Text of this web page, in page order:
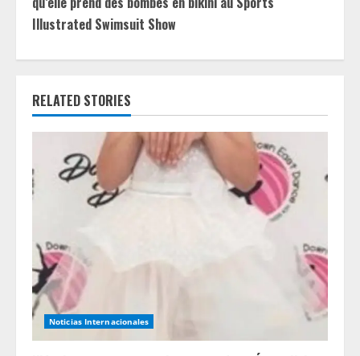
i
n
u
e
e
d
i
n
Illustrated Swimsuit Show
RELATED STORIES
Noticias Internacionales